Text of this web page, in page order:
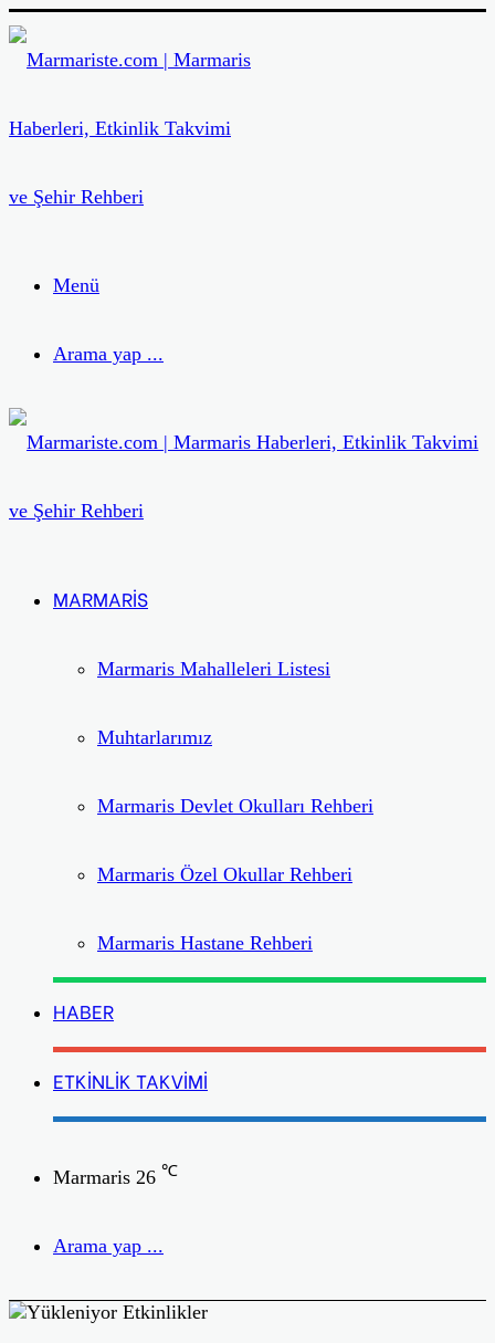
Menü
Arama yap ...
MARMARİS
Marmaris Mahalleleri Listesi
Muhtarlarımız
Marmaris Devlet Okulları Rehberi
Marmaris Özel Okullar Rehberi
Marmaris Hastane Rehberi
HABER
ETKİNLİK TAKVİMİ
Marmaris 26 ℃
Arama yap ...